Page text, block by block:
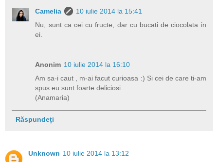
Camelia
10 iulie 2014 la 15:41
Nu, sunt ca cei cu fructe, dar cu bucati de ciocolata in
ei.
Anonim 10 iulie 2014 la 16:10
Am sa-i caut , m-ai facut curioasa :) Si cei de care ti-am
spus eu sunt foarte deliciosi .
(Anamaria)
Răspundeți
Unknown 10 iulie 2014 la 13:12